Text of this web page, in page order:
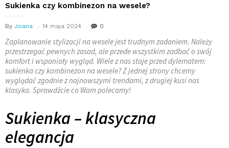
Sukienka czy kombinezon na wesele?
By Joana 14 maja 2024 0
Zaplanowanie stylizacji na wesele jest trudnym zadaniem. Należy
przestrzegać pewnych zasad, ale przede wszystkim zadbać o swój
komfort i wspaniały wygląd. Wiele z nas staje przed dylematem:
sukienka czy kombinezon na wesele? Z jednej strony chcemy
wyglądać zgodnie z najnowszymi trendami, z drugiej kusi nas
klasyka. Sprawdźcie co Wam polecamy!
Sukienka – klasyczna
elegancja